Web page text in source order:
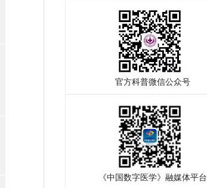
官方科普微信公众号
《中国数字医学》融媒体平台